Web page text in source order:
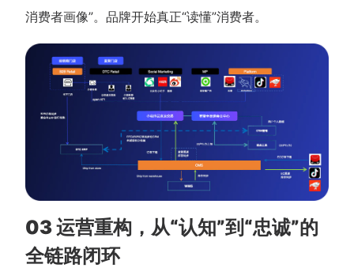
消费者画像”。品牌开始真正“读懂”消费者。
03 运营重构，从“认知”到“忠诚”的
全链路闭环